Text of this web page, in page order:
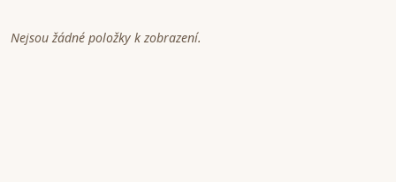
Nejsou žádné položky k zobrazení.